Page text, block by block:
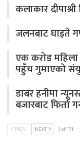
कलाकार
जलनबाट घाइते
एक करोड महिला
पहुँच गुमाएको
डाबर हनीमा
बजारबाट फिर्ता
PREV NEXT 1 of 171